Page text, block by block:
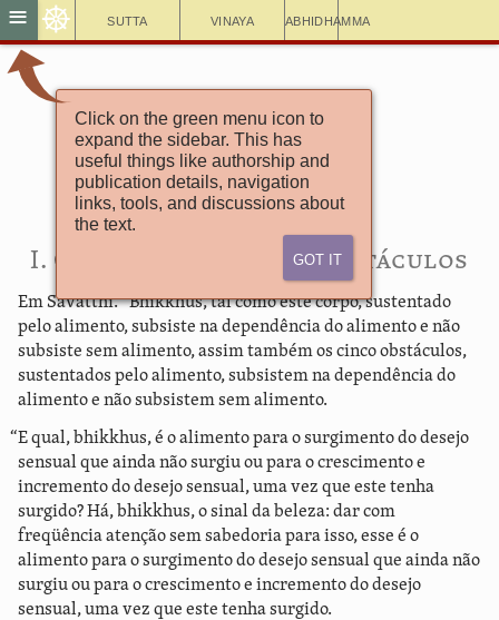
Sutta Vinaya Abhidhamma
≡ ☸
Click on the green menu icon to
expand the sidebar. This has
useful things like authorship and
publication details, navigation
links, tools, and discussions about
the text.
Got It
Saṃyutta Nikāya 46.2
Kaya Sutta
O Corpo
I. O alimento para os obstáculos
Em Savatthi. “Bhikkhus, tal como este corpo, sustentado
pelo alimento, subsiste na dependência do alimento e não
subsiste sem alimento, assim também os cinco obstáculos,
sustentados pelo alimento, subsistem na dependência do
alimento e não subsistem sem alimento.
“E qual, bhikkhus, é o alimento para o surgimento do desejo
sensual que ainda não surgiu ou para o crescimento e
incremento do desejo sensual, uma vez que este tenha
surgido? Há, bhikkhus, o sinal da beleza: dar com
freqüência atenção sem sabedoria para isso, esse é o
alimento para o surgimento do desejo sensual que ainda não
surgiu ou para o crescimento e incremento do desejo
sensual, uma vez que este tenha surgido.